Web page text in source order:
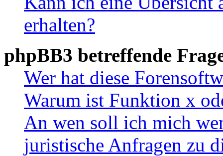
erhalten?
phpBB3 betreffende
Wer hat diese
Warum ist Funktion x
An wen soll ich mich
juristische Anfragen zu